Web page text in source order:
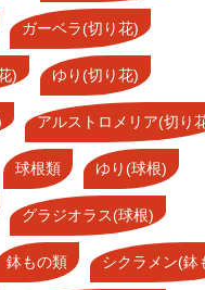
ガーベラ(切り花)
) ゆり(切り花)
アルストロメリア(切り
球根類 ゆり(球根)
グラジオラス(球根)
鉢もの類 シクラメン(鉢